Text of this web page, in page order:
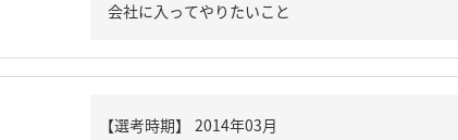
会社に入ってやりたいこと